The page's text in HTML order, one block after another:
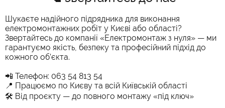
Шукаєте надійного підрядника для виконання
електромонтажних робіт у Києві або області?
Звертайтесь до компанії «Електромонтаж з нуля» — ми
гарантуємо якість, безпеку та професійний підхід до
кожного об’єкта.
📲 Телефон: 063 54 813 54
📍 Працюємо по Києву та всій Київській області
🛠 Від проєкту — до повного монтажу «під ключ»